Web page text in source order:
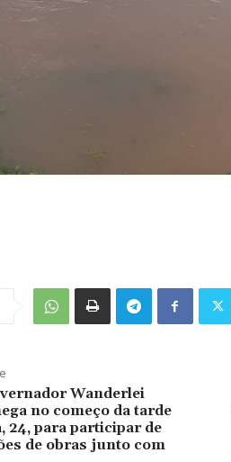
Wanderlei
no começo da tarde
24, para participar de
de obras junto com